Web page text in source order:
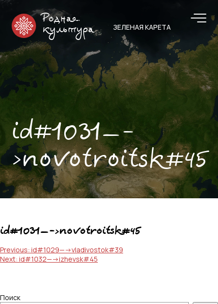
Родная
культура
ЗЕЛЕНАЯ КАРЕТА
id#1031—-
>novotroitsk#45
id#1031—->novotroitsk#45
Навигация
по
Previous: id#1029—->vladivostok#39
Next: id#1032—->izhevsk#45
Поиск